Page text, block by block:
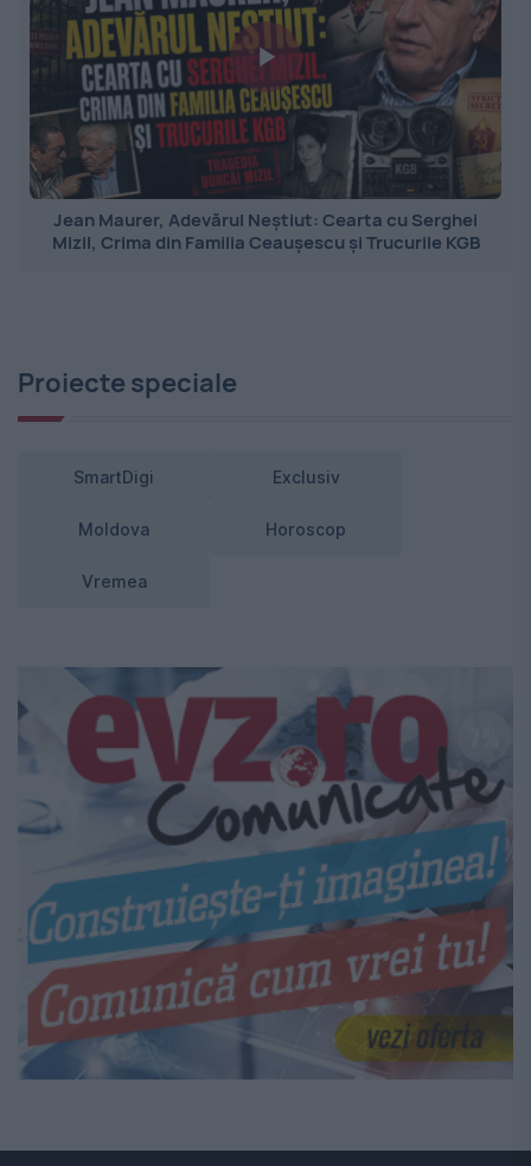
Jean Maurer, Adevărul Neștiut: Cearta cu Serghei
Mizil, Crima din Familia Ceaușescu și Trucurile KGB
Proiecte speciale
SmartDigi Exclusiv
Moldova Horoscop
Vremea